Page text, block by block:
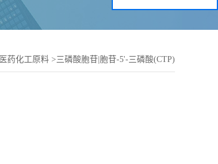
医药化工原料 >三磷酸胞苷|胞苷-5'-三磷酸(CTP)